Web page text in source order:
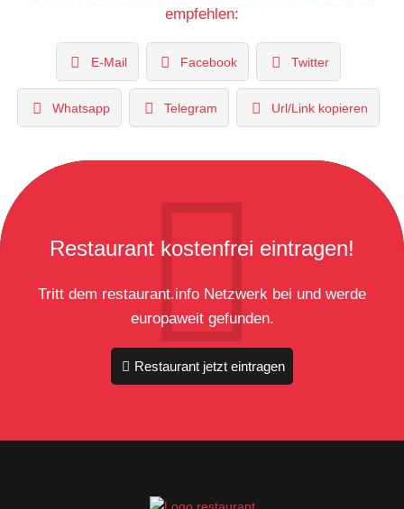
empfehlen:
E-Mail Facebook Twitter
Whatsapp Telegram Url/Link kopieren
Restaurant kostenfrei eintragen!
Tritt dem restaurant.info Netzwerk bei und werde
europaweit gefunden.
Restaurant jetzt eintragen